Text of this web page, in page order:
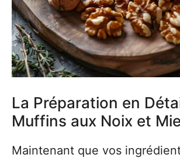
La Préparation en
Muffins aux Noix et
Maintenant que vos